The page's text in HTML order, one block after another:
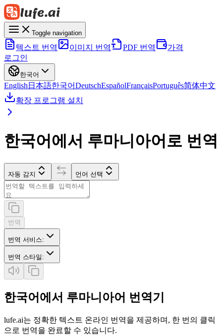
Toggle navigation
텍스트 번역 이미지 번역 PDF 번역
가격
로그인
한국어
English 日本語한국어DeutschEspañolFrançaisPortuguês简体中文
확장 프로그램 설치
한국어에서 루마니아어로 번역
자동 감지 언어 선택
번역
번역 서비스:
번역 스타일 :
한국어에서 루마니아어 번역기
lufe.ai는 정확한 텍스트 온라인 번역을 제공하며, 한 번의 클릭
으로 번역을 완료할 수 있습니다.